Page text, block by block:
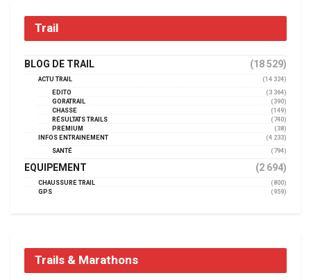
Trail
BLOG DE TRAIL (18 529)
ACTU TRAIL
(14 324)
EDITO
(3 364)
GORATRAIL
(390)
CHASSE
(149)
RÉSULTATS TRAILS
(740)
PREMIUM
(38)
INFOS ENTRAINEMENT
(4 233)
SANTÉ
(794)
EQUIPEMENT (2 694)
CHAUSSURE TRAIL
(800)
GPS
(959)
Trails & Marathons